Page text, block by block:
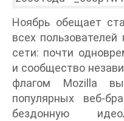
Ноябрь обещает
всех
сети: почти
и сообщество
флагом Mozilla
популярных веб-
бездонную